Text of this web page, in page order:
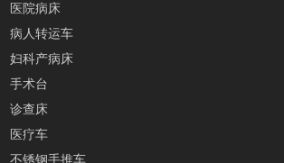
医院病床
病人转运车
妇科产病床
手术台
诊查床
医疗车
不锈钢手推车